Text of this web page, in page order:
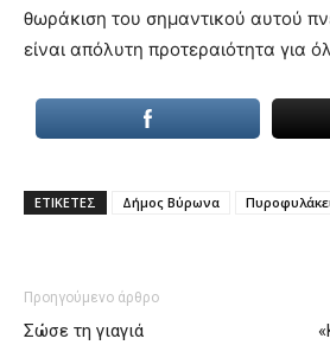
θωράκιση του σημαντικού αυτού
είναι απόλυτη προτεραιότητα για
ΕΤΙΚΕΤΕΣ Δήμος Βύρωνα
Προηγούμενο άρθρο
Σώσε τη γιαγιά